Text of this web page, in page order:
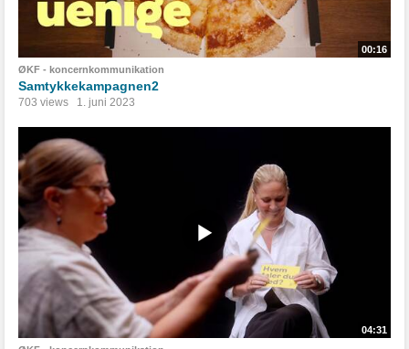
00:16
ØKF - koncernkommunikation
Samtykkekampagnen2
703 views 1. juni 2023
04:31